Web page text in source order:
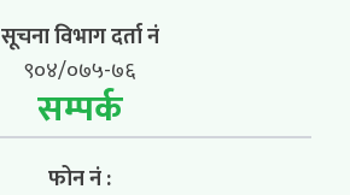
सूचना विभाग दर्ता नं
९०४/०७५-७६
सम्पर्क
फोन नं :